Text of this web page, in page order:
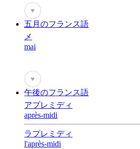
♥
五月のフランス語
メ
mai
♥
午後のフランス語
アプレミディ
après-midi
ラプレミディ
l'après-midi